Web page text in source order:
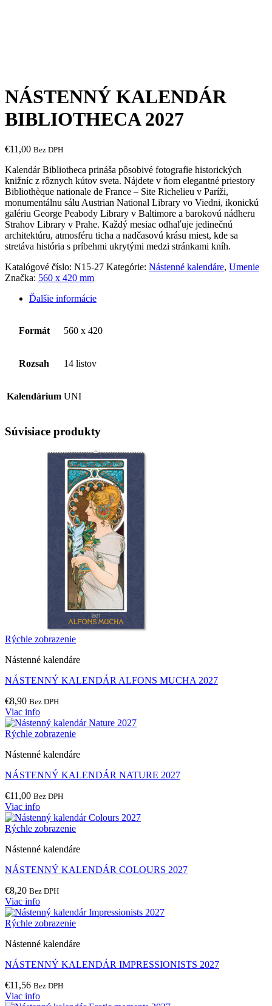
NÁSTENNÝ KALENDÁR
BIBLIOTHECA 2027
€11,00 Bez DPH
Kalendár Bibliotheca prináša pôsobivé fotografie historických
knižníc z rôznych kútov sveta. Nájdete v ňom elegantné priestory
Bibliothèque nationale de France – Site Richelieu v Paríži,
monumentálnu sálu Austrian National Library vo Viedni, ikonickú
galériu George Peabody Library v Baltimore a barokovú nádheru
Strahov Library v Prahe. Každý mesiac odhaľuje jedinečnú
architektúru, atmosféru ticha a nadčasovú krásu miest, kde sa
stretáva história s príbehmi ukrytými medzi stránkami kníh.
Katalógové číslo: N15-27 Kategórie: Nástenné kalendáre, Umenie
Značka: 560 x 420 mm
Ďalšie informácie
Formát 560 x 420
Rozsah 14 listov
Kalendárium UNI
Súvisiace produkty
Rýchle zobrazenie
Nástenné kalendáre
NÁSTENNÝ KALENDÁR ALFONS MUCHA 2027
€8,90 Bez DPH
Viac info
Rýchle zobrazenie
Nástenné kalendáre
NÁSTENNÝ KALENDÁR NATURE 2027
€11,00 Bez DPH
Viac info
Rýchle zobrazenie
Nástenné kalendáre
NÁSTENNÝ KALENDÁR COLOURS 2027
€8,20 Bez DPH
Viac info
Rýchle zobrazenie
Nástenné kalendáre
NÁSTENNÝ KALENDÁR IMPRESSIONISTS 2027
€11,56 Bez DPH
Viac info